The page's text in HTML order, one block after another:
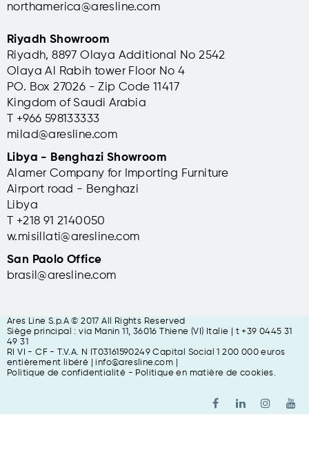
northamerica@aresline.com
Riyadh Showroom
Riyadh, 8897 Olaya Additional No 2542
Olaya Al Rabih tower Floor No 4
PO. Box 27026 - Zip Code 11417
Kingdom of Saudi Arabia
T +966 598133333
milad@aresline.com
Libya - Benghazi Showroom
Alamer Company for Importing Furniture
Airport road - Benghazi
Libya
T +218 91 2140050
w.misillati@aresline.com
San Paolo Office
brasil@aresline.com
Ares Line S.p.A © 2017 All Rights Reserved
Siège principal : via Manin 11, 36016 Thiene (VI) Italie | t +39 0445 31
49 31
RI VI - CF - T.V.A. N IT03161590249 Capital Social 1 200 000 euros
entièrement libéré | info@aresline.com |
Politique de confidentialité - Politique en matière de cookies.